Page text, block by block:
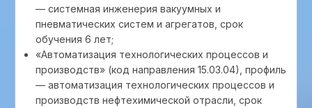
— системная инженерия вакуумных и
пневматических систем и агрегатов, срок
обучения 6 лет;
«Автоматизация технологических процессов и
производств» (код направления 15.03.04), профиль
— автоматизация технологических процессов и
производств нефтехимической отрасли, срок